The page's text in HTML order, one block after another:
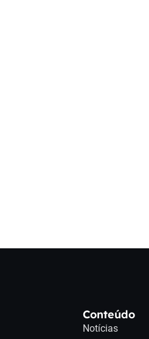
Conteúdo
Notícias